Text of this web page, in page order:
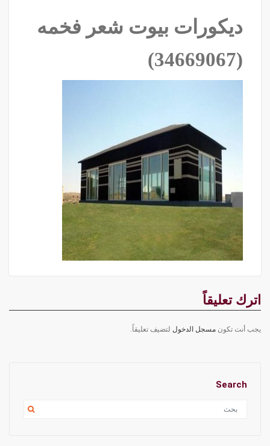
ديكورات بيوت شعر فخمه
‫(34669067)‬ ‫‬
اترك تعليقاً
يجب أنت تكون مسجل الدخول لتضيف تعليقاً.
Search